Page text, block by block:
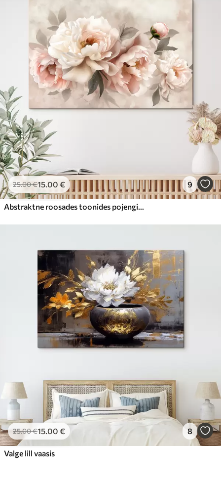
25.00€15.00 € 9
Abstraktne roosades toonides pojengide kimp
25.00€15.00 € 8
Valge lill vaasis